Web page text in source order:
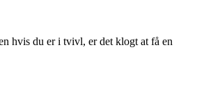
hvis du er i tvivl, er det klogt at få en